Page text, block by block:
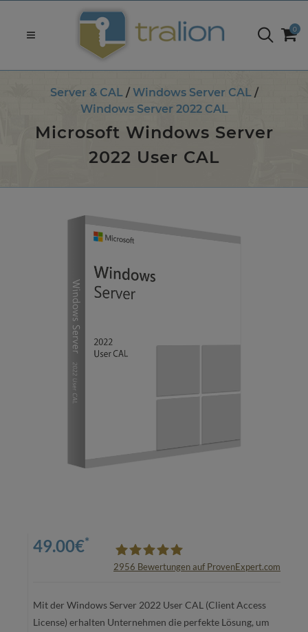
0
Server & CAL/ Windows Server CAL/
Windows Server 2022 CAL
Microsoft Windows Server
2022 User CAL
49.00€*
2956 Bewertungen auf ProvenExpert.com
Mit der Windows Server 2022 User CAL (Client Access
License) erhalten Unternehmen die perfekte Lösung, um